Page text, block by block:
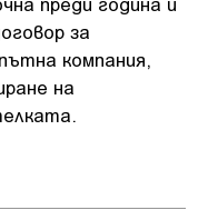
за
компания,
на